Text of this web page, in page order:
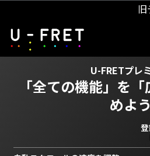
旧
U-FRETプレ
「全ての機能」を
めよう